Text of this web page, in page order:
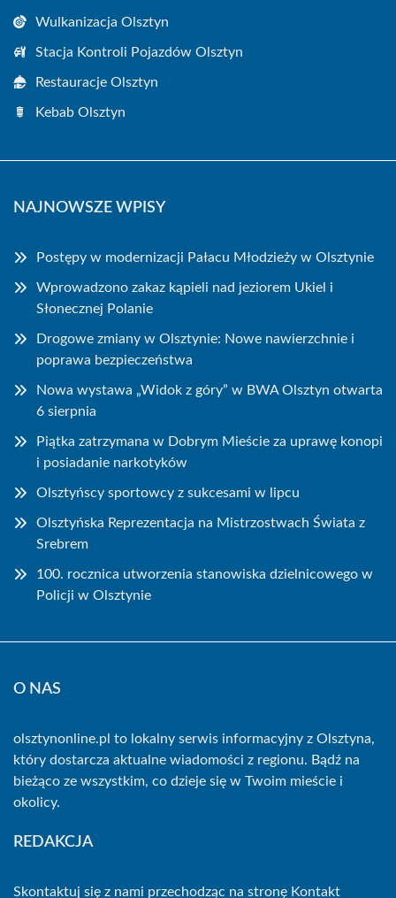
Wulkanizacja Olsztyn
Stacja Kontroli Pojazdów Olsztyn
Restauracje Olsztyn
Kebab Olsztyn
NAJNOWSZE WPISY
Postępy w modernizacji Pałacu Młodzieży w Olsztynie
Wprowadzono zakaz kąpieli nad jeziorem Ukiel i
Słonecznej Polanie
Drogowe zmiany w Olsztynie: Nowe nawierzchnie i
poprawa bezpieczeństwa
Nowa wystawa „Widok z góry” w BWA Olsztyn otwarta
6 sierpnia
Piątka zatrzymana w Dobrym Mieście za uprawę konopi
i posiadanie narkotyków
Olsztyńscy sportowcy z sukcesami w lipcu
Olsztyńska Reprezentacja na Mistrzostwach Świata z
Srebrem
100. rocznica utworzenia stanowiska dzielnicowego w
Policji w Olsztynie
O NAS
olsztynonline.pl to lokalny serwis informacyjny z Olsztyna,
który dostarcza aktualne wiadomości z regionu. Bądź na
bieżąco ze wszystkim, co dzieje się w Twoim mieście i
okolicy.
REDAKCJA
Skontaktuj się z nami przechodząc na stronę Kontakt